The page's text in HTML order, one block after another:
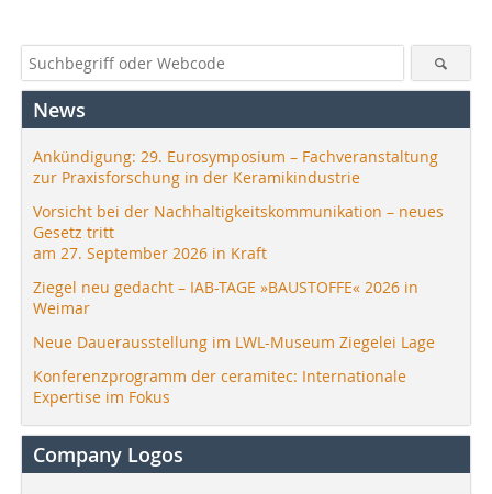
News
Ankündigung: 29. Eurosymposium – Fachveranstaltung
zur Praxisforschung in der Keramikindustrie
Vorsicht bei der Nachhaltigkeitskommunikation – neues
Gesetz tritt
am 27. September 2026 in Kraft
Ziegel neu gedacht – IAB-TAGE »BAUSTOFFE« 2026 in
Weimar
Neue Dauerausstellung im LWL-Museum Ziegelei Lage
Konferenzprogramm der ceramitec: Internationale
Expertise im Fokus
Company Logos